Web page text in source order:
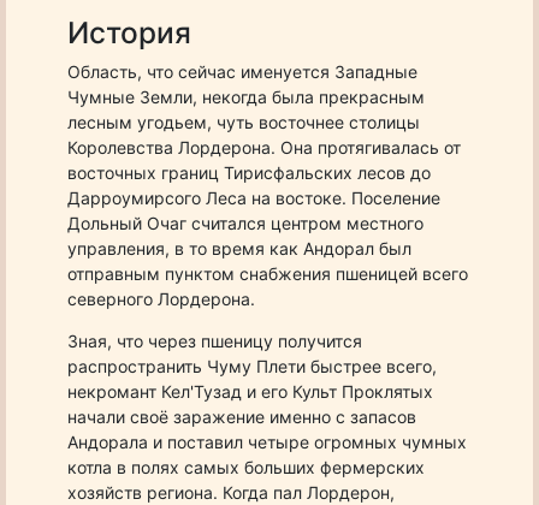
История
Область, что сейчас именуется Западные
Чумные Земли, некогда была прекрасным
лесным угодьем, чуть восточнее столицы
Королевства Лордерона. Она протягивалась от
восточных границ Тирисфальских лесов до
Дарроумирсого Леса на востоке. Поселение
Дольный Очаг считался центром местного
управления, в то время как Андорал был
отправным пунктом снабжения пшеницей всего
северного Лордерона.
Зная, что через пшеницу получится
распространить Чуму Плети быстрее всего,
некромант Кел'Тузад и его Культ Проклятых
начали своё заражение именно с запасов
Андорала и поставил четыре огромных чумных
котла в полях самых больших фермерских
хозяйств региона. Когда пал Лордерон,